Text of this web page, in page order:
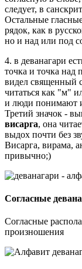
следует, в
Остальные
рядок, как в
но и над или под
4. в деванагари
точка и точка над
видел священный
читаться как "м"
и люди понимают
Третий значок -
висарга, она
выдох почти без
Висарга, вирама,
привычно;)
Согласные
Согласные
произношения